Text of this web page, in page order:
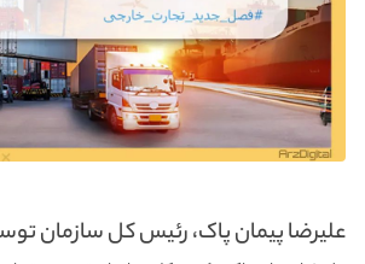
علیرضا پیمان پاک، رئیس کل سازمان